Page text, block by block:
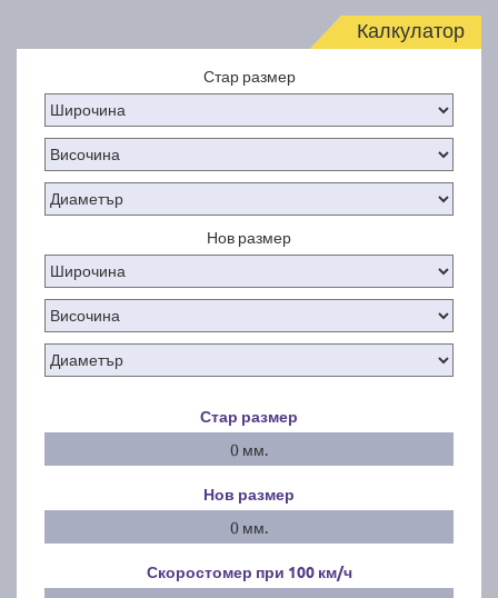
Калкулатор
Стар размер
Нов размер
Стар размер
0 мм.
Нов размер
0 мм.
Скоростомер при 100 км/ч